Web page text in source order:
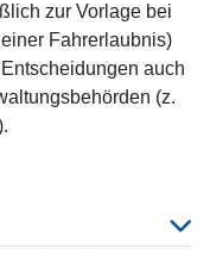
zur Vorlage bei
Fahrerlaubnis)
auch
(z.